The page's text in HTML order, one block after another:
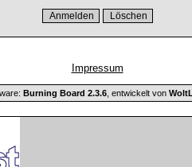
Impressum
Burning Board 2.3.6, entwickelt von